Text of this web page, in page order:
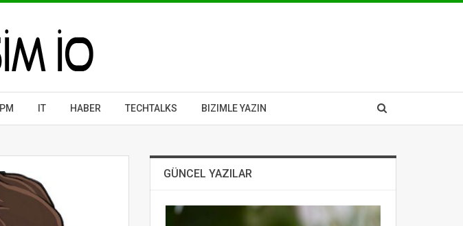
PM IT HABER TECHTALKS BIZIMLE YAZIN
GÜNCEL YAZILAR